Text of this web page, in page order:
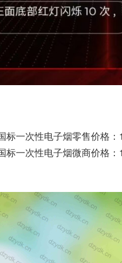
一次性电子烟零售价格：
标一次性电子烟微商价格